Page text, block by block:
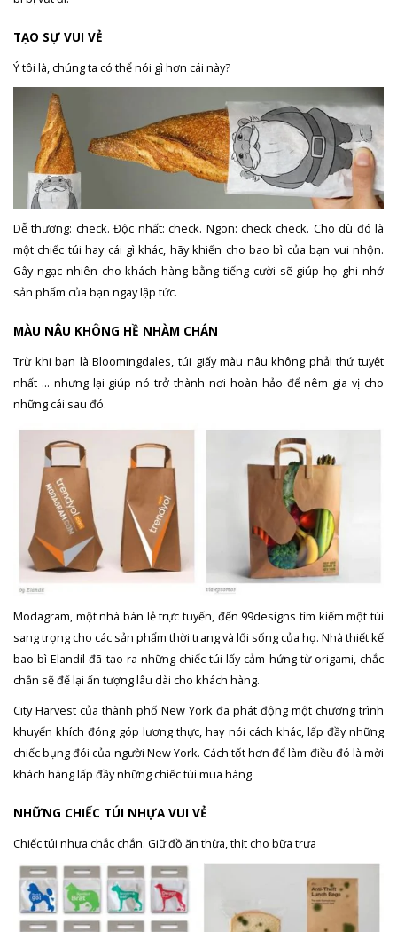
TẠO SỰ VUI VẺ
Ý tôi là, chúng ta có thể nói gì hơn cái này?
Dễ thương: check. Độc nhất: check. Ngon: check check. Cho dù đó là
một chiếc túi hay cái gì khác, hãy khiến cho bao bì của bạn vui nhộn.
Gây ngạc nhiên cho khách hàng bằng tiếng cười sẽ giúp họ ghi nhớ
sản phẩm của bạn ngay lập tức.
MÀU NÂU KHÔNG HỀ NHÀM CHÁN
Trừ khi bạn là Bloomingdales, túi giấy màu nâu không phải thứ tuyệt
nhất … nhưng lại giúp nó trở thành nơi hoàn hảo để nêm gia vị cho
những cái sau đó.
Modagram, một nhà bán lẻ trực tuyến, đến 99designs tìm kiếm một túi
sang trọng cho các sản phẩm thời trang và lối sống của họ. Nhà thiết kế
bao bì Elandil đã tạo ra những chiếc túi lấy cảm hứng từ origami, chắc
chắn sẽ để lại ấn tượng lâu dài cho khách hàng.
City Harvest của thành phố New York đã phát động một chương trình
khuyến khích đóng góp lương thực, hay nói cách khác, lấp đầy những
chiếc bụng đói của người New York. Cách tốt hơn để làm điều đó là mời
khách hàng lấp đầy những chiếc túi mua hàng.
NHỮNG CHIẾC TÚI NHỰA VUI VẺ
Chiếc túi nhựa chắc chắn. Giữ đồ ăn thừa, thịt cho bữa trưa